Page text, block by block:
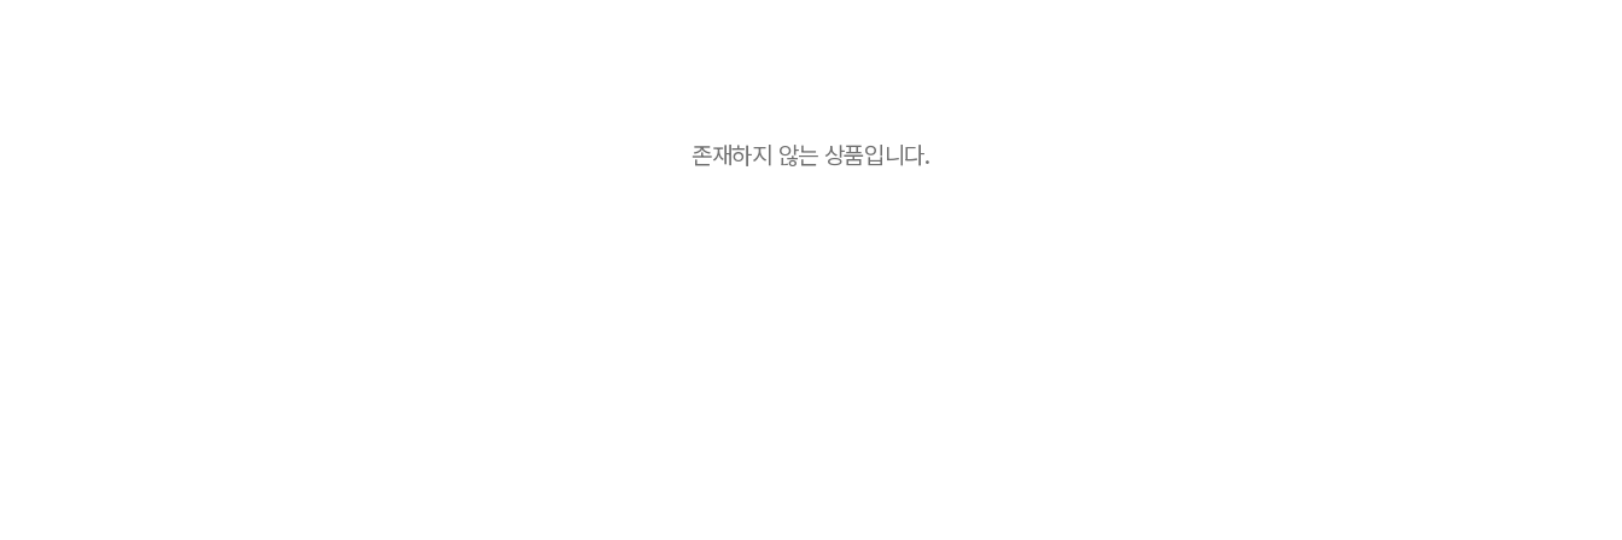
존재하지 않는 상품입니다.